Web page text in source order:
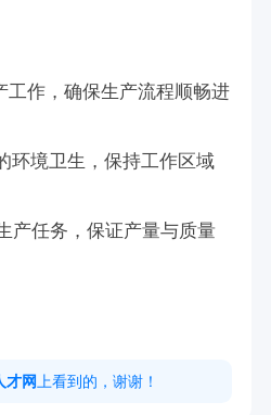
工作，确保生产流程顺畅进
环境卫生，保持工作区域
产任务，保证产量与质量
才网 上看到的，谢谢！